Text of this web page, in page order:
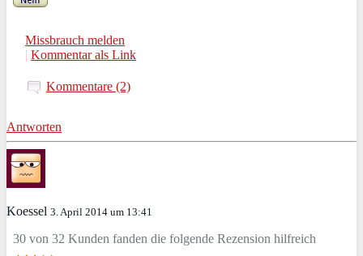
Missbrauch melden
| Kommentar als Link
Kommentare (2)
Antworten
Koessel 3. April 2014 um 13:41
30 von 32 Kunden fanden die folgende Rezension hilfreich